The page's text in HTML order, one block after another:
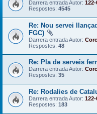
Darrera entrada Autor: 122-
Respostes: 4545
Re: Nou servei
FGC)
Darrera entrada Autor:
Respostes: 48
Re: Pla de serveis
Darrera entrada Autor:
Respostes: 35
Re: Rodalies de
Darrera entrada Autor: 122-
Respostes: 183